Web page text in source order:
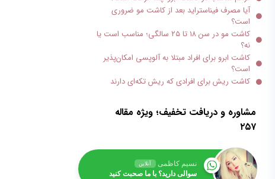
آیا مصرف فیناستراید بعد از کاشت مو ضروری
است؟
کاشت مو در سن ۱۸ تا ۲۵ سالگی؛ مناسب است یا
نه؟
کاشت ابرو برای افراد مبتلا به آلوپسی امکان‌پذیر
است؟
کاشت ریش برای افرادی که ریش تکه‌ای دارند
مشاوره و دریافت تخفیف؛ ویژه مقاله
۲۵۷
نسیم کاظمی آنلاین
سوالی دارید؟ با ما صحبت کنید